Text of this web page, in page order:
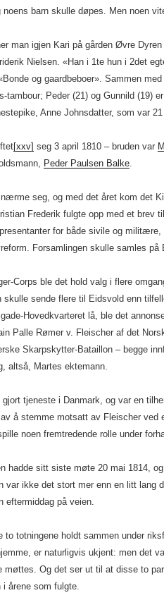
barn skulle døpes. Men noen
man igjen Kari på gården Øvre
Nielsen. «Han i 1te hun i 2det
og gaardbeboer». Sammen
tambour; Peder (21) og Gunnild (19)
Anne Johnsdatter, som var
[xxv] seg 3 april 1810 – bruden var
Peder Paulsen Balke.
seg, og med det året kom det
Frederik fulgte opp med et brev
for både sivile og
Forsamlingen skulle samles på
Corps ble det hold valg i flere
skulle sende flere til Eidsvold enn
Hovedkvarteret lå, ble det
Palle Rømer v. Fleischer af det
Skarpskytter-Bataillon – begge
altså, Martes ektemann.
gjort tjeneste i Danmark, og var en
å stemme motsatt av Fleischer ved
noen fremtredende rolle under
hadde sitt siste møte 20 mai 1814,
var ikke det stort mer enn en litt lang
eftermiddag på veien.
to totningene holdt sammen under
er naturligvis ukjent: men det
møttes. Og det ser ut til at disse to
i årene som fulgte.